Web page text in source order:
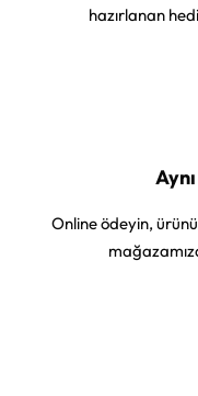
hazırlanan
Online ödeyin,